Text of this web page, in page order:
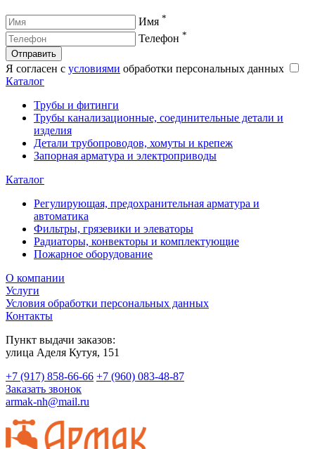
Имя *
Телефон *
Отправить
Я согласен с условиями обработки персональных данных
Каталог
Трубы и фитинги
Трубы канализационные, соединительные детали и
изделия
Детали трубопроводов, хомуты и крепеж
Запорная арматура и электроприводы
Каталог
Регулирующая, предохранительная арматура и
автоматика
Фильтры, грязевики и элеваторы
Радиаторы, конвекторы и комплектующие
Пожарное оборудование
О компании
Услуги
Условия обработки персональных данных
Контакты
Пункт выдачи заказов:
​улица Аделя Кутуя, 151
+7 (917) 858-66-66 +7 (960) 083-48-87
Заказать звонок
armak-nh@mail.ru